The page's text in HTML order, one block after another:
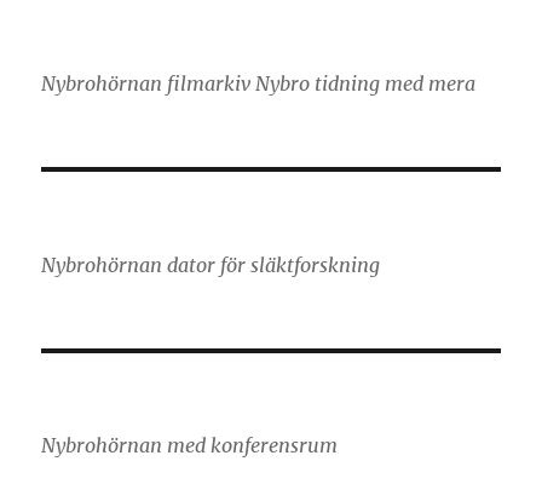
Nybrohörnan filmarkiv Nybro tidning med mera
Nybrohörnan dator för släktforskning
Nybrohörnan med konferensrum